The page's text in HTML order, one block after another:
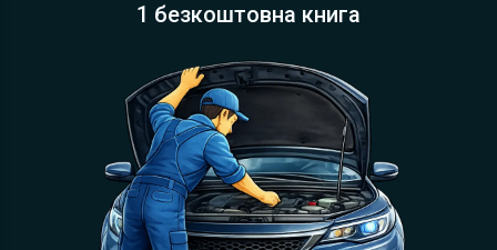
1 безкоштовна книга